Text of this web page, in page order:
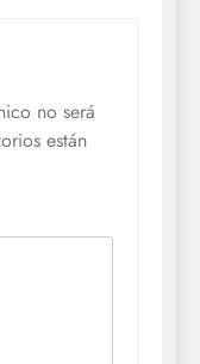
no será
están